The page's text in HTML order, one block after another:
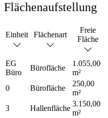
Flächenaufstellung
Einheit Flächenart
Freie
Fläche
EG
Büro
Bürofläche
1.055,00
m²
0 Bürofläche
250,00
m²
3 Hallenfläche
3.150,00
m²